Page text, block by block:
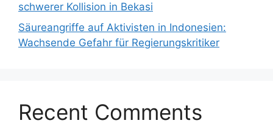
schwerer Kollision in Bekasi
Säureangriffe auf Aktivisten in Indonesien:
Wachsende Gefahr für Regierungskritiker
Recent Comments